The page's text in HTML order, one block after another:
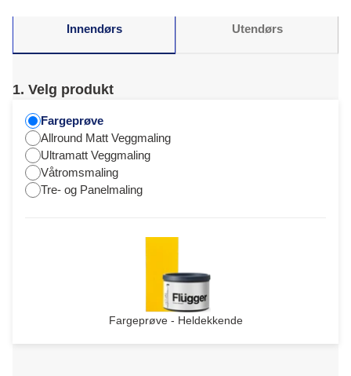
Innendørs Utendørs
1. Velg produkt
Fargeprøve
Allround Matt Veggmaling
Ultramatt Veggmaling
Våtromsmaling
Tre- og Panelmaling
Fargeprøve - Heldekkende